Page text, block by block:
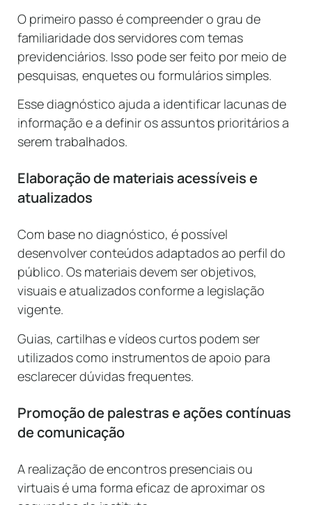
O primeiro passo é compreender o grau de
familiaridade dos servidores com temas
previdenciários. Isso pode ser feito por meio de
pesquisas, enquetes ou formulários simples.
Esse diagnóstico ajuda a identificar lacunas de
informação e a definir os assuntos prioritários a
serem trabalhados.
Elaboração de materiais acessíveis e
atualizados
Com base no diagnóstico, é possível
desenvolver conteúdos adaptados ao perfil do
público. Os materiais devem ser objetivos,
visuais e atualizados conforme a legislação
vigente.
Guias, cartilhas e vídeos curtos podem ser
utilizados como instrumentos de apoio para
esclarecer dúvidas frequentes.
Promoção de palestras e ações contínuas
de comunicação
A realização de encontros presenciais ou
virtuais é uma forma eficaz de aproximar os